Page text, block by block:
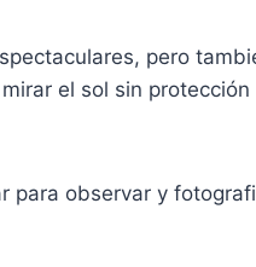
pero
el sol sin
observar y